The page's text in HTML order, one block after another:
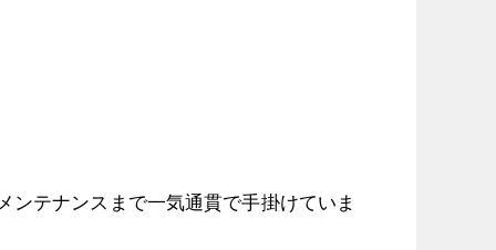
テナンスまで一気通貫で手掛けていま